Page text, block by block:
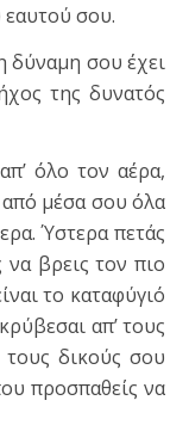
σου.
δύναμη σου έχει
της δυνατός
απ’ όλο τον αέρα,
μέσα σου όλα
Ύστερα πετάς
να βρεις τον πιο
το καταφύγιό
απ’ τους
τους δικούς σου
προσπαθείς να